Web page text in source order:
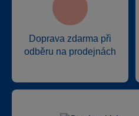
Doprava zdarma při
odběru na prodejnách